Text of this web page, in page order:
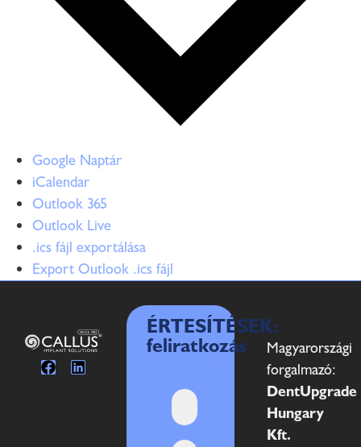
Google Naptár
iCalendar
Outlook 365
Outlook Live
.ics fájl exportálása
Export Outlook .ics fájl
ÉRTESÍTÉSEK:
feliratkozás
Magyarországi
forgalmazó:
DentUpgrade
Hungary
Kft.